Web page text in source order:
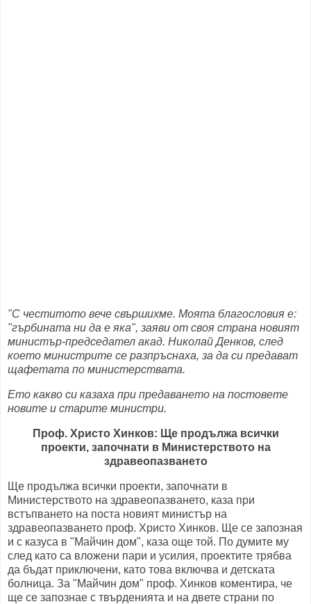
"С честитото вече свършихме. Моята благословия е:
"гърбината ни да е яка", заяви от своя страна новият
министър-председател акад. Николай Денков, след
което министрите се разпръснаха, за да си предават
щафетата по министерствата.
Ето какво си казаха при предаването на постовете
новите и старите министри.
Проф. Христо Хинков: Ще продължа всички
проекти, започнати в Министерството на
здравеопазването
Ще продължа всички проекти, започнати в
Министерството на здравеопазването, каза при
встъпването на поста новият министър на
здравеопазването проф. Христо Хинков. Ще се запозная
и с казуса в "Майчин дом", каза още той. По думите му
след като са вложени пари и усилия, проектите трябва
да бъдат приключени, като това включва и детската
болница. За "Майчин дом" проф. Хинков коментира, че
ще се запознае с твърденията и на двете страни по